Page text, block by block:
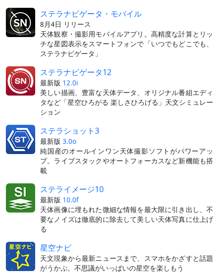
ステラナビゲータ・モバイル
8月4日 リリース
天体観察・撮影用モバイルアプリ。高精度な計算とリッ
チな星図表示をスマートフォンで「いつでもどこでも、
ステラナビゲータ」
ステラナビゲータ12
最新版 12.0i
美しい描画、豊富な天体データ、オリジナル番組エディ
タなど「星空ひろがる 楽しさひろげる」天文シミュレー
ション
ステラショット3
最新版 3.0o
純国産のオールインワン天体撮影ソフトがパワーアッ
プ。ライブスタックやオートフォーカスなど新機能も搭
載
ステライメージ10
最新版 10.0f
天体画像に埋もれた微細な情報を最大限に引き出し、不
要なノイズは徹底的に除去して美しい天体写真に仕上げ
る
星空ナビ
天文現象から最新ニュースまで、スマホをかざすと話題
がうかぶ。不思議がいっぱいの星空を楽しもう